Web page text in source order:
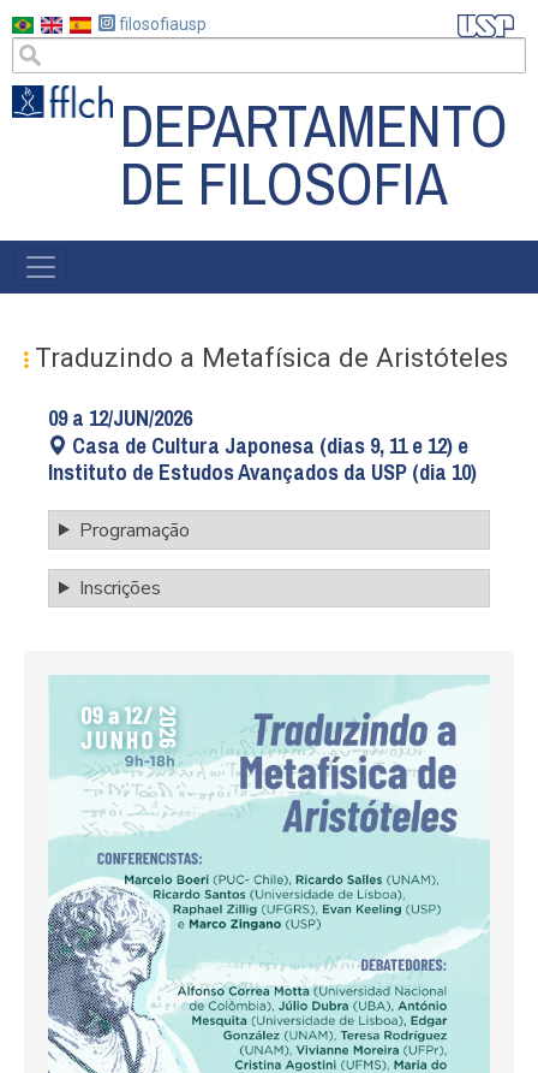
para
conteúdo
principal
filosofiausp
DEPARTAMENTO
DE FILOSOFIA
MAIN
Traduzindo a Metafísica de Aristóteles
09 a 12/JUN/2026
Casa de Cultura Japonesa (dias 9, 11 e 12) e
Instituto de Estudos Avançados da USP (dia 10)
Programação
Inscrições